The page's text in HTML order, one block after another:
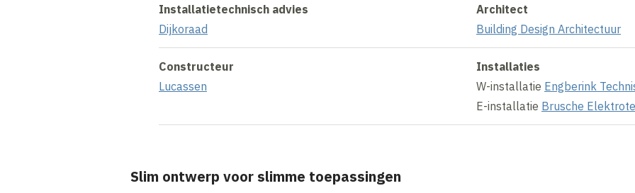
Installatietechnisch advies
Dijkoraad
Architect
Building Design Architectuur
Constructeur
Lucassen
Installaties
W-installatie Engberink
E-installatie Brusche
Slim ontwerp voor slimme toepassingen